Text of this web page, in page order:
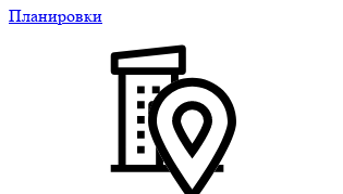
Планировки